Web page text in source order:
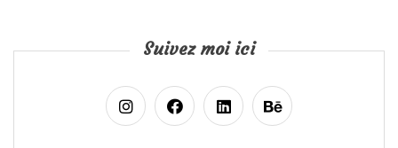
Suivez moi ici